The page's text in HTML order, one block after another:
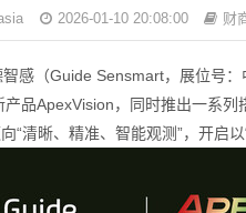
2026-01-10 20:08:00 财
感（Guide Sensmart，展位号
品ApexVision，同时推出一系
“清晰、精准、智能观测”，开启以